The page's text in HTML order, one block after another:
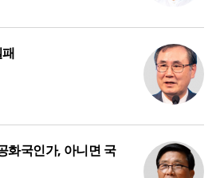
화국인가, 아니면 국